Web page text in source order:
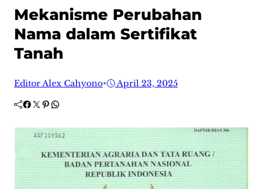
Mekanisme Perubahan
Nama dalam Sertifikat
Tanah
Editor Alex Cahyono• April 23, 2025
Facebook Twitter Pinterest WhatsApp